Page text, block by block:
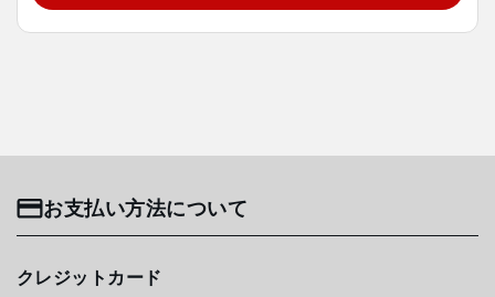
お支払い方法について
クレジットカード